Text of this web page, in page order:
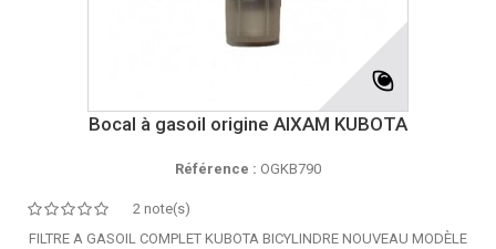
Bocal à gasoil origine AIXAM KUBOTA
Référence : OGKB790
2 note(s)
FILTRE A GASOIL COMPLET KUBOTA BICYLINDRE NOUVEAU MODÈLE